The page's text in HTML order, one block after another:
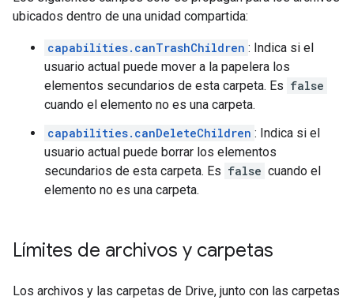
ubicados dentro de una unidad compartida:
capabilities.canTrashChildren : Indica si el
usuario actual puede mover a la papelera los
elementos secundarios de esta carpeta. Es false
cuando el elemento no es una carpeta.
capabilities.canDeleteChildren : Indica si el
usuario actual puede borrar los elementos
secundarios de esta carpeta. Es false cuando el
elemento no es una carpeta.
Límites de archivos y carpetas
Los archivos y las carpetas de Drive, junto con las carpetas